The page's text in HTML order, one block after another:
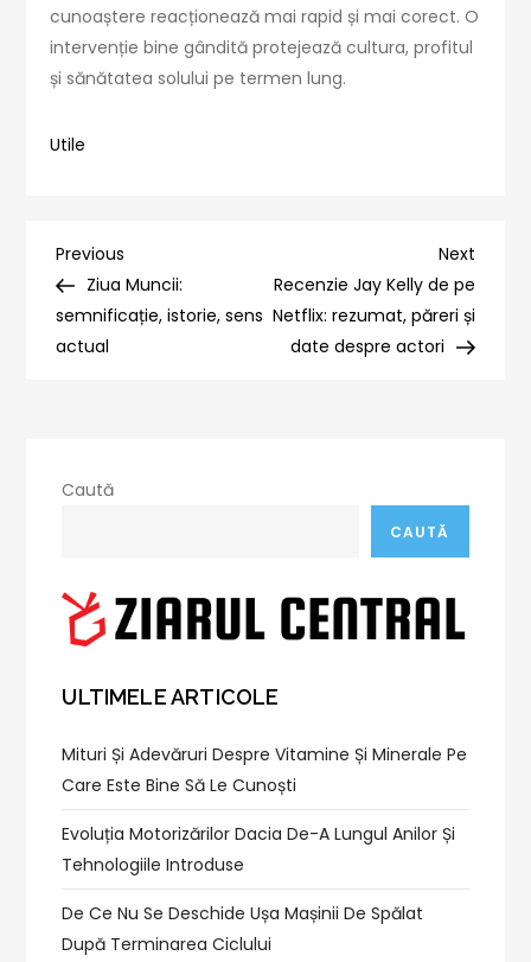
cunoaștere reacționează mai rapid și mai corect. O
intervenție bine gândită protejează cultura, profitul
și sănătatea solului pe termen lung.
Utile
Navigare
în
Previous
Post
Previous
Ziua Muncii:
semnificație, istorie, sens
actual
Next
Post
Next
Recenzie Jay Kelly de pe
Netflix: rezumat, păreri și
date despre actori
Caută
CAUTĂ
ULTIMELE ARTICOLE
Mituri Și Adevăruri Despre Vitamine Și Minerale Pe
Care Este Bine Să Le Cunoști
Evoluția Motorizărilor Dacia De-A Lungul Anilor Și
Tehnologiile Introduse
De Ce Nu Se Deschide Ușa Mașinii De Spălat
După Terminarea Ciclului